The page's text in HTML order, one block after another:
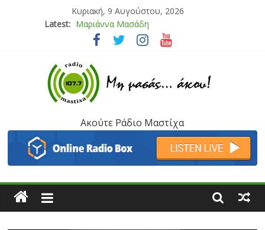
Κυριακή, 9 Αυγούστου, 2026
Latest: Μαριάννα Μασάδη
Τάνια Μπρεάζου
Μάνος Τρυπιάς & Γιώργος Στρατάκης
Ιορδάνης Αγαπητός
Ακούτε Ράδιο Μαστίχα